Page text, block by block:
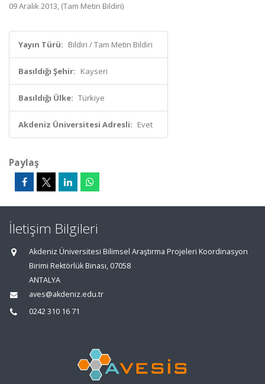
09 Aralık 2013, (Tam Metin Bildiri)
Yayın Türü: Bildiri / Tam Metin Bildiri
Basıldığı Şehir: Kayseri
Basıldığı Ülke: Türkiye
Akdeniz Üniversitesi Adresli: Evet
Paylaş
İletişim Bilgileri
Akdeniz Üniversitesi Bilimsel Araştırma Projeleri Koordinasyon
Birimi Rektörlük Binası, 07058
ANTALYA
aves@akdeniz.edu.tr
0242 310 16 71